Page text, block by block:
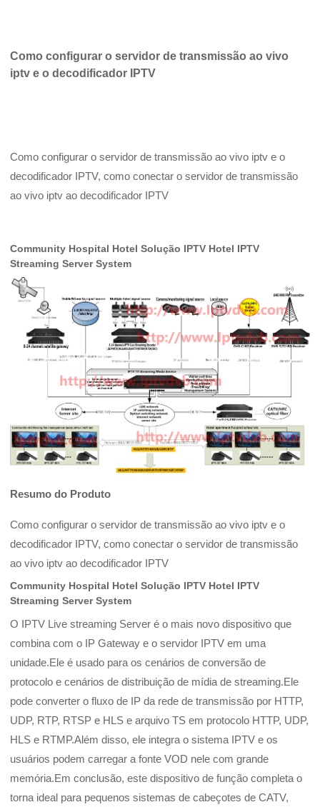
Como configurar o servidor de transmissão ao vivo
iptv e o decodificador IPTV
Como configurar o servidor de transmissão ao vivo iptv e o
decodificador IPTV, como conectar o servidor de transmissão
ao vivo iptv ao decodificador IPTV
Community Hospital Hotel Solução IPTV Hotel IPTV
Streaming Server System
Resumo do Produto
Como configurar o servidor de transmissão ao vivo iptv e o
decodificador IPTV, como conectar o servidor de transmissão
ao vivo iptv ao decodificador IPTV
Community Hospital Hotel Solução IPTV Hotel IPTV
Streaming Server System
O IPTV Live streaming Server é o mais novo dispositivo que
combina com o IP Gateway e o servidor IPTV em uma
unidade.Ele é usado para os cenários de conversão de
protocolo e cenários de distribuição de mídia de streaming.Ele
pode converter o fluxo de IP da rede de transmissão por HTTP,
UDP, RTP, RTSP e HLS e arquivo TS em protocolo HTTP, UDP,
HLS e RTMP.Além disso, ele integra o sistema IPTV e os
usuários podem carregar a fonte VOD nele com grande
memória.Em conclusão, este dispositivo de função completa o
torna ideal para pequenos sistemas de cabeçotes de CATV,